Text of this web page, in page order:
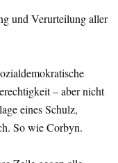
und Verurteilung aller
– aber nicht
eines Schulz,
So wie Corbyn.